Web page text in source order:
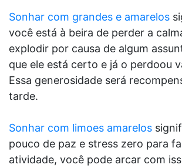
Sonhar com grandes e amarelos
você está à beira de perder a
explodir por causa de algum
que ele está certo e já o perdoou
Essa generosidade será
tarde.
Sonhar com limoes amarelos
pouco de paz e stress zero para
atividade, você pode arcar com